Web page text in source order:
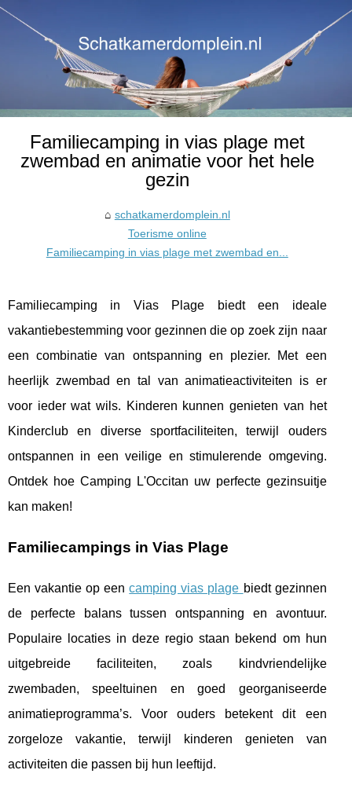
Familiecamping in vias plage met
zwembad en animatie voor het hele
gezin
schatkamerdomplein.nl
Toerisme online
Familiecamping in vias plage met zwembad en...
Familiecamping in Vias Plage biedt een ideale
vakantiebestemming voor gezinnen die op zoek zijn naar
een combinatie van ontspanning en plezier. Met een
heerlijk zwembad en tal van animatieactiviteiten is er
voor ieder wat wils. Kinderen kunnen genieten van het
Kinderclub en diverse sportfaciliteiten, terwijl ouders
ontspannen in een veilige en stimulerende omgeving.
Ontdek hoe Camping L'Occitan uw perfecte gezinsuitje
kan maken!
Familiecampings in Vias Plage
Een vakantie op eencamping vias plage biedt gezinnen
de perfecte balans tussen ontspanning en avontuur.
Populaire locaties in deze regio staan bekend om hun
uitgebreide faciliteiten, zoals kindvriendelijke
zwembaden, speeltuinen en goed georganiseerde
animatieprogramma’s.Voor ouders betekent dit een
zorgeloze vakantie, terwijl kinderen genieten van
activiteiten die passen bij hun leeftijd.